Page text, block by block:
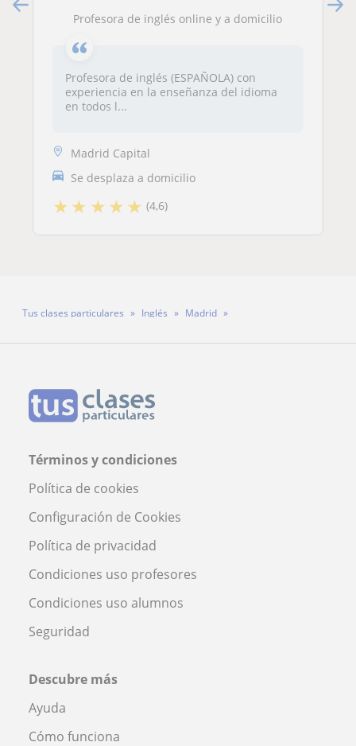
Profesora de inglés online y a domicilio
Profesora de inglés (ESPAÑOLA) con
experiencia en la enseñanza del idioma
en todos l...
Madrid Capital
Se desplaza a domicilio
★★ ★★★ (4,6)
Tus clases particulares Inglés
Madrid
Términos y condiciones
Política de cookies
Configuración de Cookies
Política de privacidad
Condiciones uso profesores
Condiciones uso alumnos
Seguridad
Descubre más
Ayuda
Cómo funciona